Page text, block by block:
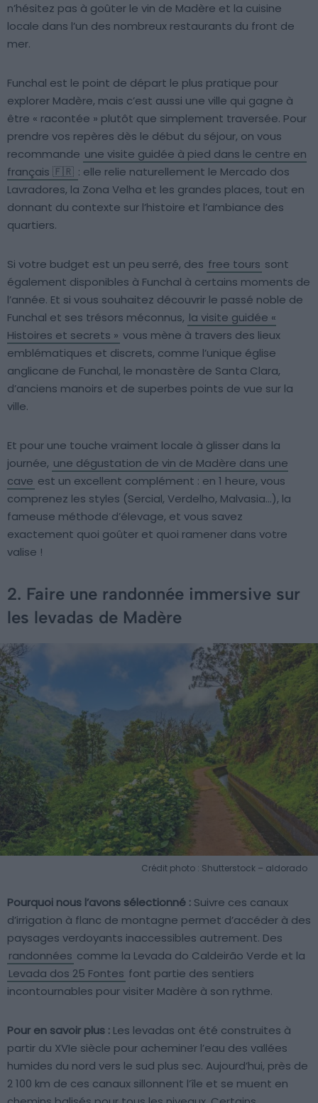
n’hésitez pas à goûter le vin de Madère et la cuisine
locale dans l’un des nombreux restaurants du front de
mer.
Funchal est le point de départ le plus pratique pour
explorer Madère, mais c’est aussi une ville qui gagne à
être « racontée » plutôt que simplement traversée. Pour
prendre vos repères dès le début du séjour, on vous
recommande une visite guidée à pied dans le centre en
français 🇫🇷 : elle relie naturellement le Mercado dos
Lavradores, la Zona Velha et les grandes places, tout en
donnant du contexte sur l’histoire et l’ambiance des
quartiers.
Si votre budget est un peu serré, des free tours sont
également disponibles à Funchal à certains moments de
l’année. Et si vous souhaitez découvrir le passé noble de
Funchal et ses trésors méconnus, la visite guidée «
Histoires et secrets » vous mène à travers des lieux
emblématiques et discrets, comme l’unique église
anglicane de Funchal, le monastère de Santa Clara,
d’anciens manoirs et de superbes points de vue sur la
ville.
Et pour une touche vraiment locale à glisser dans la
journée, une dégustation de vin de Madère dans une
cave est un excellent complément : en 1 heure, vous
comprenez les styles (Sercial, Verdelho, Malvasia…), la
fameuse méthode d’élevage, et vous savez
exactement quoi goûter et quoi ramener dans votre
valise !
2. Faire une randonnée immersive sur
les levadas de Madère
Crédit photo : Shutterstock – aldorado
Pourquoi nous l’avons sélectionné : Suivre ces canaux
d’irrigation à flanc de montagne permet d’accéder à des
paysages verdoyants inaccessibles autrement. Des
randonnées comme la Levada do Caldeirão Verde et la
Levada dos 25 Fontes font partie des sentiers
incontournables pour visiter Madère à son rythme.
Pour en savoir plus : Les levadas ont été construites à
partir du XVIe siècle pour acheminer l’eau des vallées
humides du nord vers le sud plus sec. Aujourd’hui, près de
2 100 km de ces canaux sillonnent l’île et se muent en